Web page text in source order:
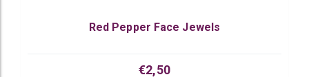
Red Pepper Face Jewels
€2,50